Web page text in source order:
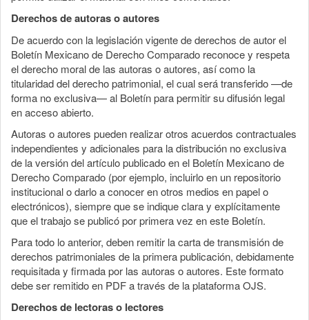
Derechos de autoras o autores
De acuerdo con la legislación vigente de derechos de autor el
Boletín Mexicano de Derecho Comparado reconoce y respeta
el derecho moral de las autoras o autores, así como la
titularidad del derecho patrimonial, el cual será transferido —de
forma no exclusiva— al Boletín para permitir su difusión legal
en acceso abierto.
Autoras o autores pueden realizar otros acuerdos contractuales
independientes y adicionales para la distribución no exclusiva
de la versión del artículo publicado en el Boletín Mexicano de
Derecho Comparado (por ejemplo, incluirlo en un repositorio
institucional o darlo a conocer en otros medios en papel o
electrónicos), siempre que se indique clara y explícitamente
que el trabajo se publicó por primera vez en este Boletín.
Para todo lo anterior, deben remitir la carta de transmisión de
derechos patrimoniales de la primera publicación, debidamente
requisitada y firmada por las autoras o autores. Este formato
debe ser remitido en PDF a través de la plataforma OJS.
Derechos de lectoras o lectores